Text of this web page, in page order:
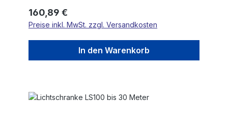
Regulärer Preis:
160,89 €
Preise inkl. MwSt. zzgl. Versandkosten
In den Warenkorb